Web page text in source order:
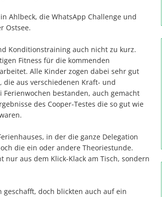
Ahlbeck, die WhatsApp Challenge und
Ostsee.
Konditionstraining auch nicht zu kurz.
Fitness für die kommenden
Alle Kinder zogen dabei sehr gut
die aus verschiedenen Kraft- und
bestanden, auch gemacht
des Cooper-Testes die so gut wie
in der die ganze Delegation
die ein oder andere Theoriestunde.
aus dem Klick-Klack am Tisch, sondern
geschafft, doch blickten auch auf ein